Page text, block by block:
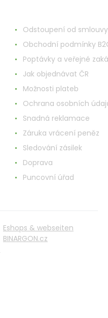
Odstoupení od smlouvy
Obchodní podmínky
Poptávky a veřejné
Jak objednávat ČR
Možnosti plateb
Ochrana osobních
Snadná reklamace
Záruka vrácení peněz
Sledování zásilek
Doprava
Puncovní úřad
Eshops & webseiten
BINARGON.cz